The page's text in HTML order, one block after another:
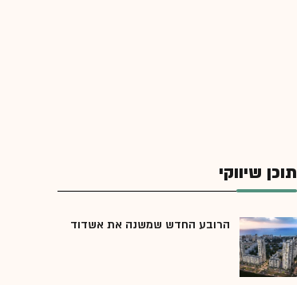
תוכן שיווקי
הרובע החדש שמשנה את אשדוד